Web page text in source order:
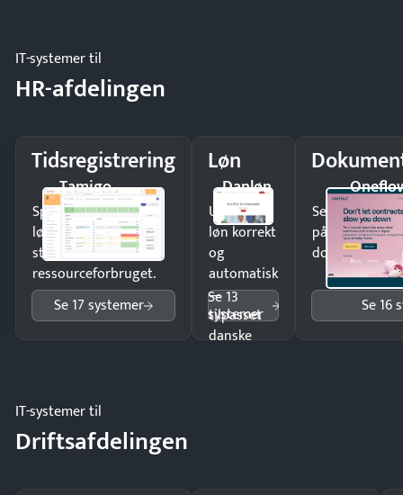
IT-systemer til
HR-afdelingen
Tidsregistrering
Tamigo
Spar tid på
lønberegning og få
styr på
ressourceforbruget.
Se 17 systemer
Løn
Danløn
Udbetal
løn korrekt
og
automatisk
—
tilpasset
danske
Se 13
systemer
Send
på minutter
dokumenter.
Se 16
IT-systemer til
Driftsafdelingen